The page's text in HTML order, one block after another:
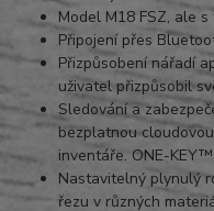
Model M18 FSZ, ale
Připojení přes
Přizpůsobení nářadí
uživatel přizpůsobil
Sledování a
bezplatnou
inventáře. ONE-
Nastavitelný plynulý
řezu v různých